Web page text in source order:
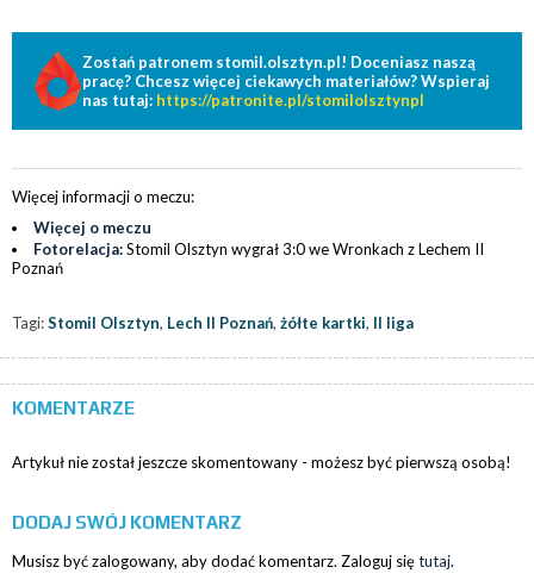
Zostań patronem stomil.olsztyn.pl! Doceniasz naszą
pracę? Chcesz więcej ciekawych materiałów? Wspieraj
nas tutaj: https://patronite.pl/stomilolsztynpl
Więcej informacji o meczu:
Więcej o meczu
Fotorelacja:Stomil Olsztyn wygrał 3:0 we Wronkach z Lechem II
Poznań
Tagi:Stomil Olsztyn, Lech II Poznań, żółte kartki, II liga
KOMENTARZE
Artykuł nie został jeszcze skomentowany - możesz być pierwszą osobą!
DODAJ SWÓJ KOMENTARZ
Musisz być zalogowany, aby dodać komentarz. Zaloguj siętutaj.